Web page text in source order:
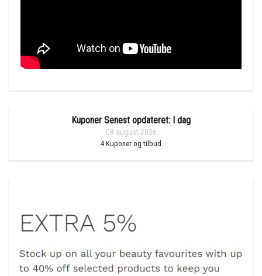
Kuponer Senest opdateret: I dag
08 august 2026
4 Kuponer og tilbud